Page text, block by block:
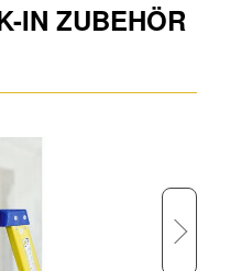
IN ZUBEHÖR